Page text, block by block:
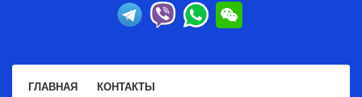
ГЛАВНАЯ КОНТАКТЫ